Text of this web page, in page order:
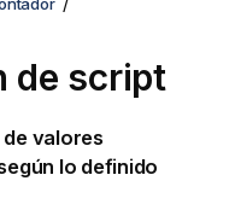
de script
valores
lo definido